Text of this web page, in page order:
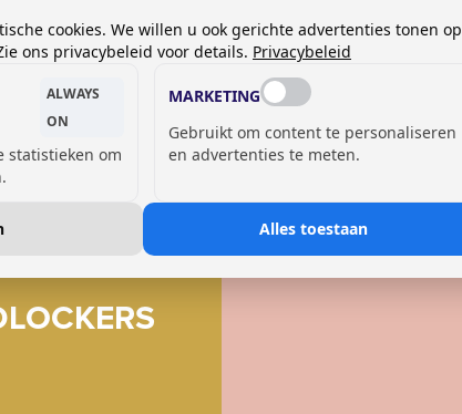
cookies. We willen u ook gerichte advertenties tonen op
ons privacybeleid voor details. Privacybeleid
ALWAYS
ON
statistieken om
MARKETING
Gebruikt om content te personaliseren
en advertenties te meten.
Alles toestaan